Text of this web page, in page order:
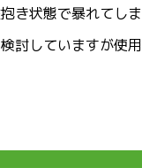
き状態で暴れてし
討していますが使